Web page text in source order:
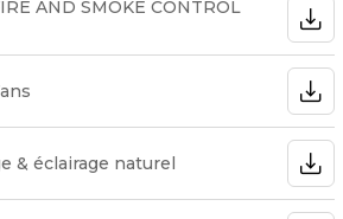
AND SMOKE CONTROL
& éclairage naturel